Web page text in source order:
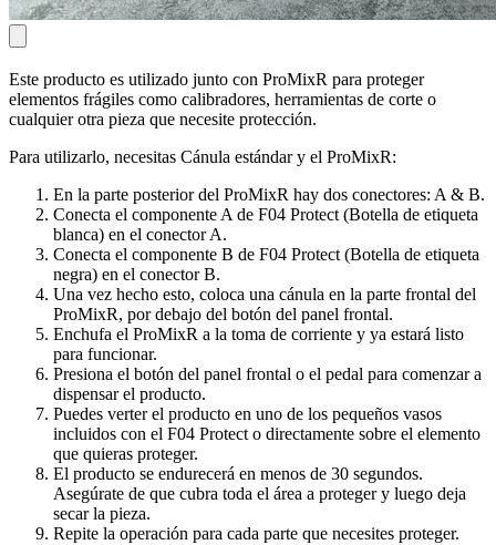
Este producto es utilizado junto con ProMixR para proteger
elementos frágiles como calibradores, herramientas de corte o
cualquier otra pieza que necesite protección.
Para utilizarlo, necesitas Cánula estándar y el ProMixR:
En la parte posterior del ProMixR hay dos conectores: A & B.
Conecta el componente A de F04 Protect (Botella de etiqueta
blanca) en el conector A.
Conecta el componente B de F04 Protect (Botella de etiqueta
negra) en el conector B.
Una vez hecho esto, coloca una cánula en la parte frontal del
ProMixR, por debajo del botón del panel frontal.
Enchufa el ProMixR a la toma de corriente y ya estará listo
para funcionar.
Presiona el botón del panel frontal o el pedal para comenzar a
dispensar el producto.
Puedes verter el producto en uno de los pequeños vasos
incluidos con el F04 Protect o directamente sobre el elemento
que quieras proteger.
El producto se endurecerá en menos de 30 segundos.
Asegúrate de que cubra toda el área a proteger y luego deja
secar la pieza.
Repite la operación para cada parte que necesites proteger.